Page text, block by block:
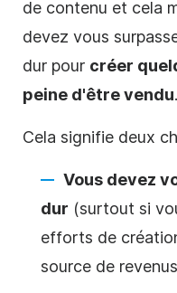
de contenu et cela
devez vous
dur pour créer
peine d'être vendu.
Cela signifie deux
Vous devez
dur (surtout si
efforts de
source de